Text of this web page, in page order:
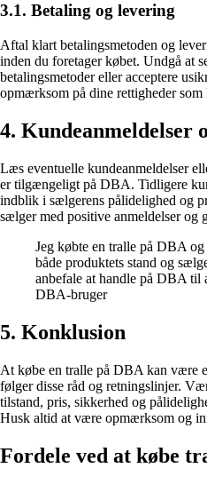
3.1. Betaling og levering
Aftal klart betalingsmetoden og
inden du foretager købet. Undgå at
betalingsmetoder eller acceptere
opmærksom på dine rettigheder
4. Kundeanmeldelser
Læs eventuelle kundeanmeldelser
er tilgængeligt på DBA. Tidligere
indblik i sælgerens pålidelighed og
sælger med positive anmeldelser og
Jeg købte en tralle på DBA
både produktets stand og
anbefale at handle på DBA til
DBA-bruger
5. Konklusion
At købe en tralle på DBA kan være
følger disse råd og retningslinjer.
tilstand, pris, sikkerhed og
Husk altid at være opmærksom og
Fordele ved at købe